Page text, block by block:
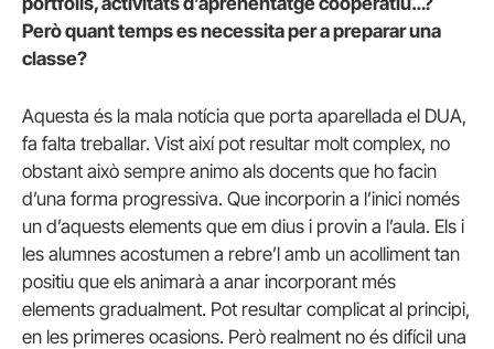
Però quant temps es necessita per a preparar una
classe?
Aquesta és la mala notícia que porta aparellada el DUA,
fa falta treballar. Vist així pot resultar molt complex, no
obstant això sempre animo als docents que ho facin
d’una forma progressiva. Que incorporin a l’inici només
un d’aquests elements que em dius i provin a l’aula. Els i
les alumnes acostumen a rebre’l amb un acolliment tan
positiu que els animarà a anar incorporant més
elements gradualment. Pot resultar complicat al principi,
en les primeres ocasions. Però realment no és difícil una